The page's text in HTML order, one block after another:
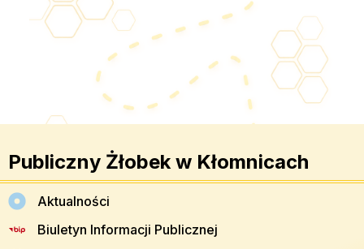
Publiczny Żłobek w Kłomnicach
Aktualności
Biuletyn Informacji Publicznej